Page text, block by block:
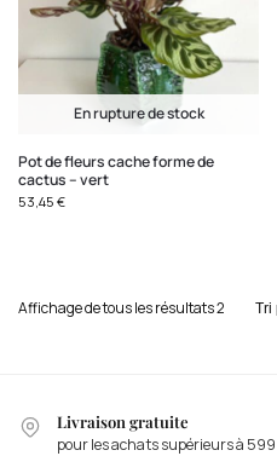
En rupture de stock
Pot de fleurs cache forme de
cactus – vert
53,45 €
Affichage de tous les résultats 2
Livraison gratuite
pour les achats supérieurs à 599